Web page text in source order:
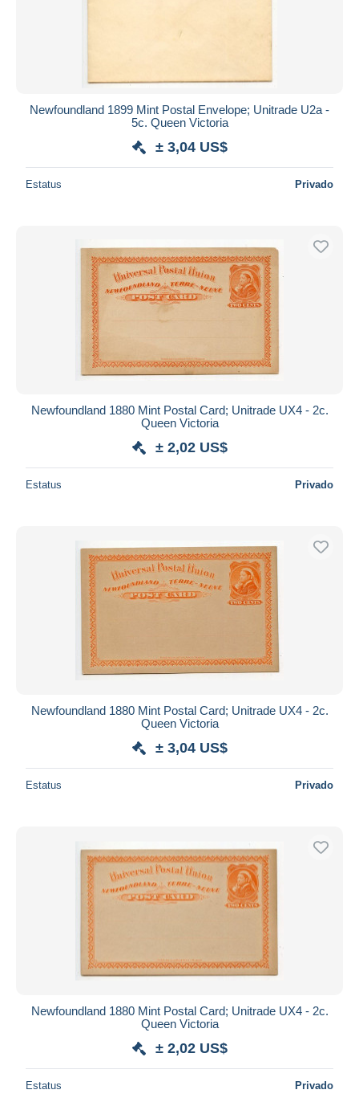
Newfoundland 1899 Mint Postal Envelope; Unitrade U2a -
5c. Queen Victoria
± 3,04 US$
Estatus Privado
Newfoundland 1880 Mint Postal Card; Unitrade UX4 - 2c.
Queen Victoria
± 2,02 US$
Estatus Privado
Newfoundland 1880 Mint Postal Card; Unitrade UX4 - 2c.
Queen Victoria
± 3,04 US$
Estatus Privado
Newfoundland 1880 Mint Postal Card; Unitrade UX4 - 2c.
Queen Victoria
± 2,02 US$
Estatus Privado